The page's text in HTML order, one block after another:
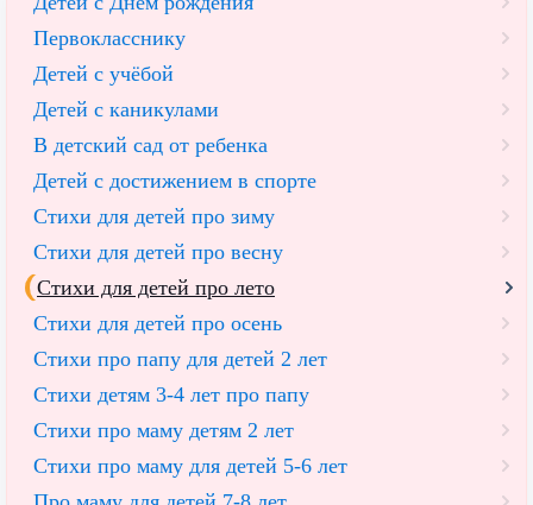
Первокласснику
Детей с учёбой
Детей с каникулами
В детский сад от ребенка
Детей с достижением в спорте
Стихи для детей про зиму
Стихи для детей про весну
Стихи для детей про лето
Стихи для детей про осень
Стихи про папу для детей 2 лет
Cтихи детям 3-4 лет про папу
Стихи про маму детям 2 лет
Стихи про маму для детей 5-6 лет